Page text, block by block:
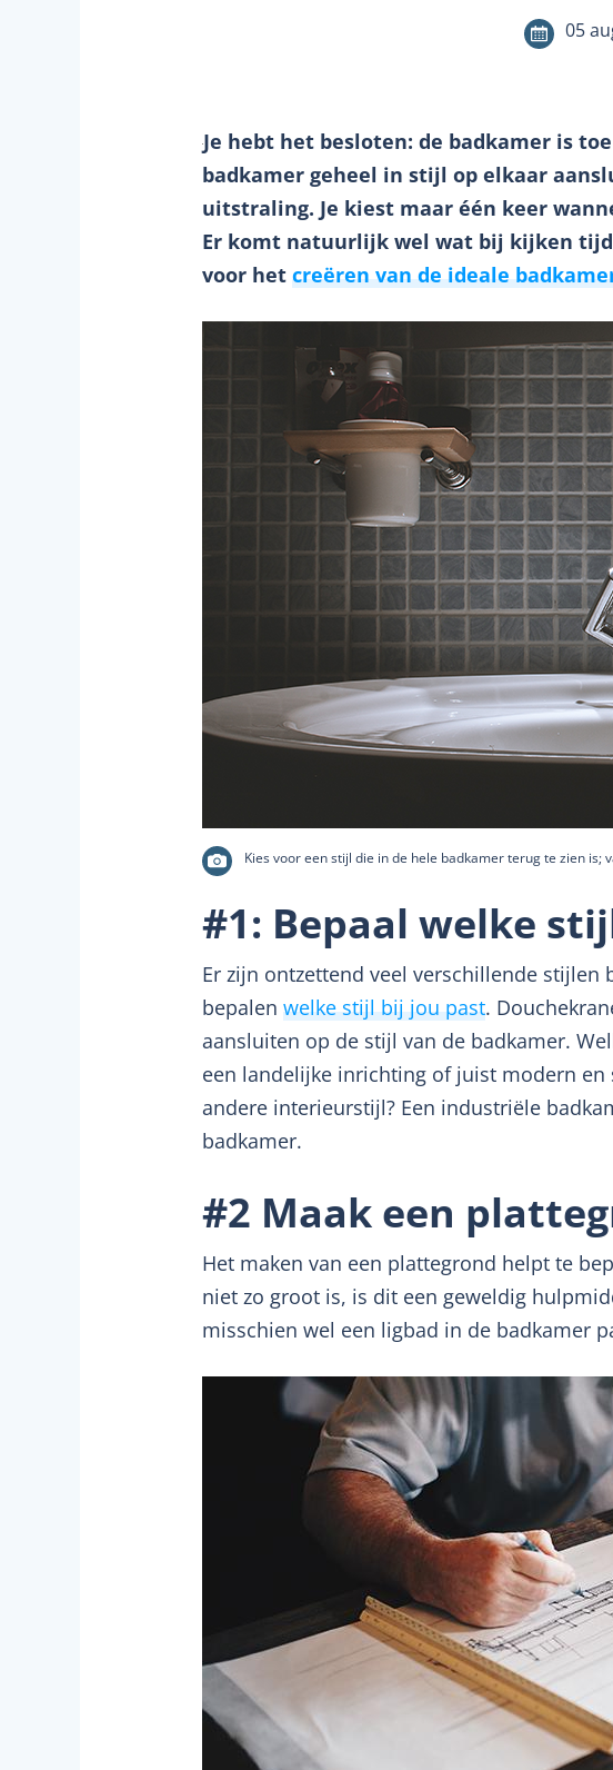
05
Je hebt het besloten: de badkamer is
badkamer geheel in stijl op elkaar
uitstraling. Je kiest maar één keer
Er komt natuurlijk wel wat bij kijken
voor het creëren van de ideale
Kies voor een stijl die in de hele badkamer terug te zien is;
#1: Bepaal welke
Er zijn ontzettend veel verschillende
bepalen welke stijl bij jou past.
aansluiten op de stijl van de badkamer.
een landelijke inrichting of juist modern en
andere interieurstijl? Een industriële
badkamer.
#2 Maak een
Het maken van een plattegrond helpt te
niet zo groot is, is dit een geweldig
misschien wel een ligbad in de badkamer